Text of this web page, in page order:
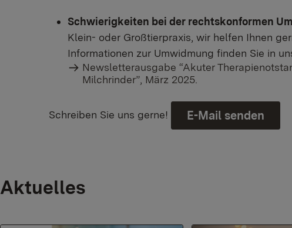
Schwierigkeiten bei der rechtskonformen
Klein- oder Großtierpraxis, wir helfen Ihnen
Informationen zur Umwidmung finden Sie in
Newsletterausgabe “Akuter
Milchrinder”, März 2025.
Schreiben Sie uns gerne! E-Mail senden
Aktuelles